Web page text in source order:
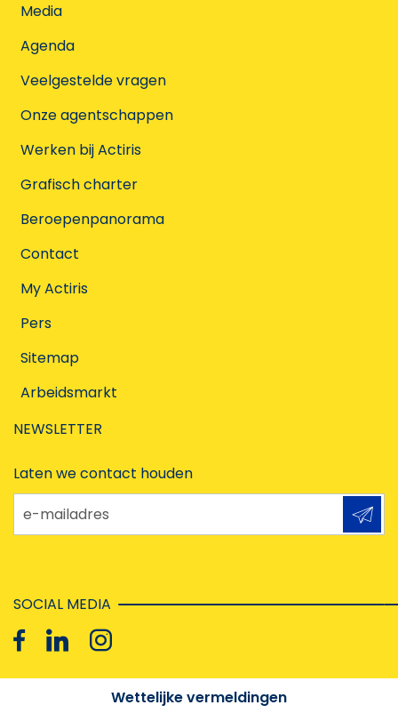
Media
Agenda
Veelgestelde vragen
Onze agentschappen
Werken bij Actiris
Grafisch charter
Beroepenpanorama
Contact
My Actiris
Pers
Sitemap
Arbeidsmarkt
NEWSLETTER
Laten we contact houden
e-mailadres
SOCIAL MEDIA
Wettelijke vermeldingen